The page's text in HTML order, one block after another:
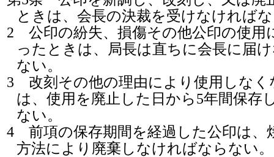
ときは、会長の決裁を受けなければ
2 公印の紛失、損傷その他公印の使用
ったときは、局長は直ちに会長に届
ない。
3 改刻その他の理由により使用しなく
は、使用を廃止した日から5年間保存
ない。
4 前項の保存期間を経過した公印は、
方法により廃棄しなければならない。